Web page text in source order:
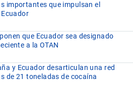
importantes que impulsan el
que Ecuador sea designado
a la OTAN
y Ecuador desarticulan una red
de 21 toneladas de cocaína